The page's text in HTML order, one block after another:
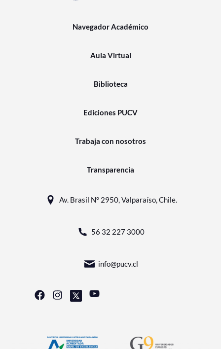
Navegador Académico
Aula Virtual
Biblioteca
Ediciones PUCV
Trabaja con nosotros
Transparencia
Av. Brasil N° 2950, Valparaíso, Chile.
56 32 227 3000
info@pucv.cl